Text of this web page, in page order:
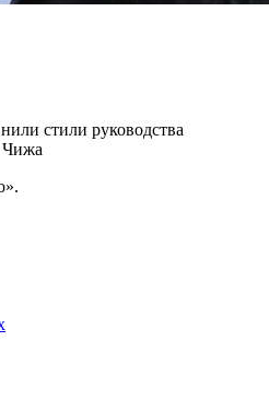
стили руководства
Чижа